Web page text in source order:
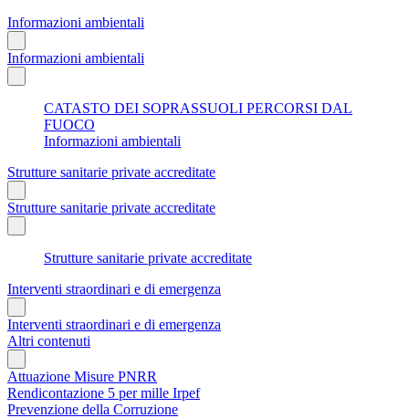
Informazioni ambientali
Informazioni ambientali
CATASTO DEI SOPRASSUOLI PERCORSI DAL
FUOCO
Informazioni ambientali
Strutture sanitarie private accreditate
Strutture sanitarie private accreditate
Strutture sanitarie private accreditate
Interventi straordinari e di emergenza
Interventi straordinari e di emergenza
Altri contenuti
Attuazione Misure PNRR
Rendicontazione 5 per mille Irpef
Prevenzione della Corruzione